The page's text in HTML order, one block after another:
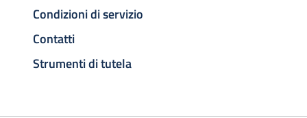
Condizioni di servizio
Contatti
Strumenti di tutela